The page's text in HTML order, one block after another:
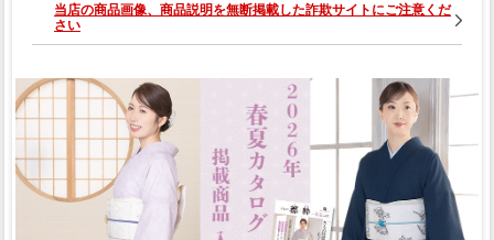
当店の商品画像、商品説明を無断掲載した詐欺サイトにご注意くだ
さい